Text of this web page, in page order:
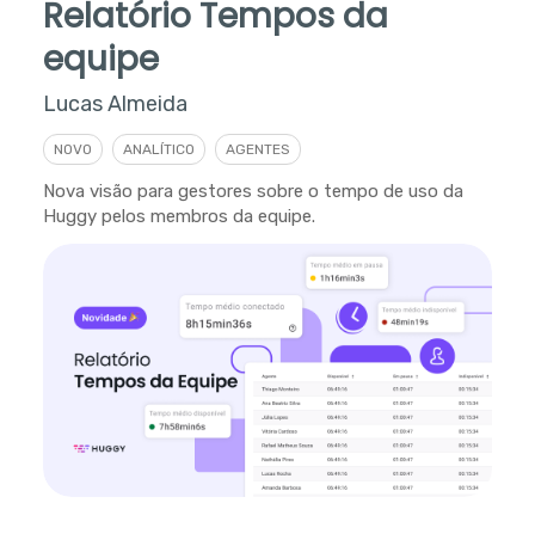
Relatório Tempos da
equipe
Lucas Almeida
NOVO ANALÍTICO AGENTES
Nova visão para gestores sobre o tempo de uso da
Huggy pelos membros da equipe.